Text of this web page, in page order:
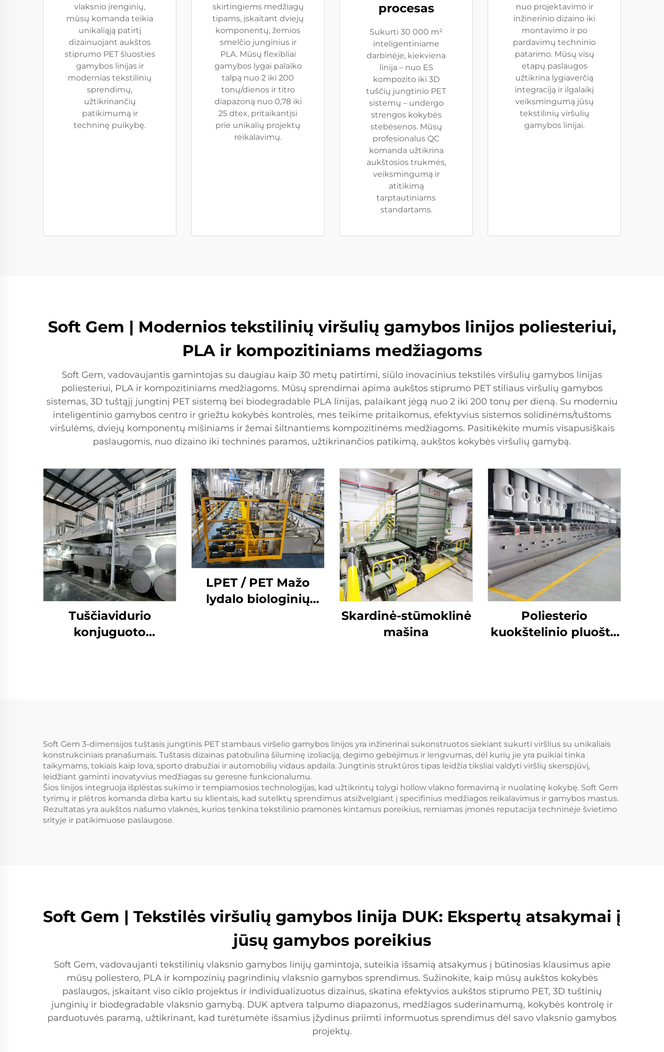
vlaksnio įrenginių,
mūsų komanda teikia
unikaliąją patirtį
dizainuojant aukštos
stiprumo PET šluosties
gamybos linijas ir
modernias tekstilinių
sprendimų,
užtikrinančių
patikimumą ir
techninę puikybę.
skirtingiems medžiagų
tipams, įskaitant dviejų
komponentų, žemios
smelčio junginius ir
PLA. Mūsų flexibliai
gamybos lygai palaiko
talpą nuo 2 iki 200
tonų/dienos ir titro
diapazoną nuo 0,78 iki
25 dtex, pritaikantįsi
prie unikalių projektų
reikalavimų.
procesas
Sukurti 30 000 m²
inteligentiniame
darbinėje, kiekviena
linija – nuo ES
kompozito iki 3D
tuščių jungtinio PET
sistemų – undergo
strengos kokybės
stebėsenos. Mūsų
profesionalus QC
komanda užtikrina
aukštosios trukmės,
veiksmingumą ir
atitikimą
tarptautiniams
standartams.
nuo projektavimo ir
inžinerinio dizaino iki
montavimo ir po
pardavimų techninio
patarimo. Mūsų visų
etapų paslaugos
užtikrina lygiaverčią
integraciją ir ilgalaikį
veiksmingumą jūsų
tekstilinių viršulių
gamybos linijai.
Soft Gem | Modernios tekstilinių viršulių gamybos linijos poliesteriui,
PLA ir kompozitiniams medžiagoms
Soft Gem, vadovaujantis gamintojas su daugiau kaip 30 metų patirtimi, siūlo inovacinius tekstilės viršulių gamybos linijas
poliesteriui, PLA ir kompozitiniams medžiagoms. Mūsų sprendimai apima aukštos stiprumo PET stiliaus viršulių gamybos
sistemas, 3D tuštąjį jungtinį PET sistemą bei biodegradable PLA linijas, palaikant jėgą nuo 2 iki 200 tonų per dieną. Su moderniu
inteligentinio gamybos centro ir griežtu kokybės kontrolės, mes teikime pritaikomus, efektyvius sistemos solidinėms/tuštoms
viršulėms, dviejų komponentų mišiniams ir žemai šiltnantiems kompozitinėms medžiagoms. Pasitikėkite mumis visapusiškais
paslaugomis, nuo dizaino iki techninės paramos, užtikrinančios patikimą, aukštos kokybės viršulių gamybą.
Tuščiavidurio
konjuguoto
LPET / PET Mažo
lydalo biologinių
Skardinė-stūmoklinė
mašina
Poliesterio
kuokštelinio pluošto
Soft Gem 3-dimensijos tuštasis jungtinis PET stambaus viršelio gamybos linijos yra inžinerinai sukonstruotos siekiant sukurti viršlius su unikaliais
konstrukciniais pranašumais. Tuštasis dizainas patobulina šiluminę izoliaciją, degimo gebėjimus ir lengvumas, dėl kurių jie yra puikiai tinka
taikymams, tokiais kaip lova, sporto drabužiai ir automobilių vidaus apdaila. Jungtinis struktūros tipas leidžia tiksliai valdyti viršlių skerspjūvį,
leidžiant gaminti inovatyvius medžiagas su geresne funkcionalumu.
Šios linijos integruoja išplėstas sukimo ir tempiamosios technologijas, kad užtikrintų tolygi hollow vlakno formavimą ir nuolatinę kokybę. Soft Gem
tyrimų ir plėtros komanda dirba kartu su klientais, kad sutelktų sprendimus atsižvelgiant į specifinius medžiagos reikalavimus ir gamybos mastus.
Rezultatas yra aukštos našumo vlaknės, kurios tenkina tekstilinio pramonės kintamus poreikius, remiamas įmonės reputacija techninėje švietimo
srityje ir patikimuose paslaugose.
Soft Gem | Tekstilės viršulių gamybos linija DUK: Ekspertų atsakymai į
jūsų gamybos poreikius
Soft Gem, vadovaujanti tekstilinių vlaksnio gamybos linijų gamintoja, suteikia išsamią atsakymus į būtinosias klausimus apie
mūsų poliestero, PLA ir kompozinių pagrindinių vlaksnio gamybos sprendimus. Sužinokite, kaip mūsų aukštos kokybės
paslaugos, įskaitant viso ciklo projektus ir individualizuotus dizainus, skatina efektyvios aukštos stiprumo PET, 3D tuštinių
junginių ir biodegradable vlaksnio gamybą. DUK aptvera talpumo diapazonus, medžiagos suderinamumą, kokybės kontrolę ir
parduotuvės paramą, užtikrinant, kad turėtumėte išsamius įžydinus priimti informuotus sprendimus dėl savo vlaksnio gamybos
projektų.